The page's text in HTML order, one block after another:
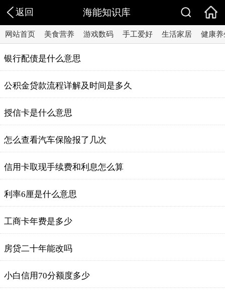
返回 海能知识库
网站首页 美食营养 游戏数码 手工爱好 生活家居 健康养
银行配债是什么意思
公积金贷款流程详解及时间是多久
授信卡是什么意思
怎么查看汽车保险报了几次
信用卡取现手续费和利息怎么算
利率6厘是什么意思
工商卡年费是多少
房贷二十年能改吗
小白信用70分额度多少